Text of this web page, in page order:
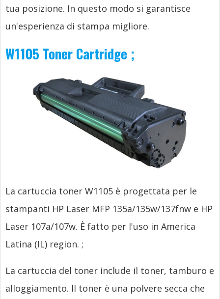
tua posizione. In questo modo si garantisce
un'esperienza di stampa migliore.
W1105 Toner Cartridge ;
La cartuccia toner W1105 è progettata per le
stampanti HP Laser MFP 135a/135w/137fnw e HP
Laser 107a/107w. È fatto per l'uso in America
Latina (IL) region. ;
La cartuccia del toner include il toner, tamburo e
alloggiamento. Il toner è una polvere secca che